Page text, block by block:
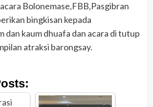
Bolonemase,FBB,Pasgibran
bingkisan kepada
dan kaum dhuafa dan acara di tutup
atraksi barongsay.